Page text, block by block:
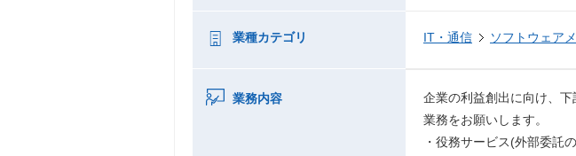
業種カテゴリ IT・通信 ソフトウェア
業務内容
企業の利益創出に向け、
業務をお願いします。
・役務サービス(外部委託